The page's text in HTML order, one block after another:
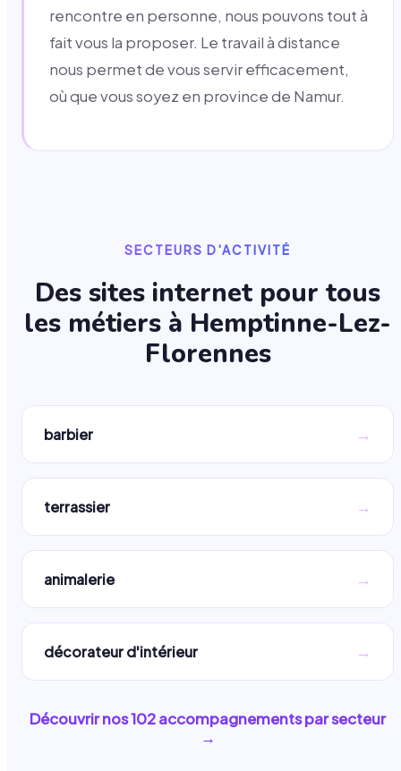
rencontre en personne, nous pouvons tout à
fait vous la proposer. Le travail à distance
nous permet de vous servir efficacement,
où que vous soyez en province de Namur.
SECTEURS D'ACTIVITÉ
Des sites internet pour tous
les métiers à Hemptinne-Lez-
Florennes
barbier →
terrassier →
animalerie →
décorateur d'intérieur →
Découvrir nos102accompagnements par secteur
→